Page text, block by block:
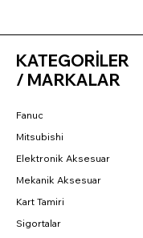
KATEGORİLER
/ MARKALAR
Fanuc
Mitsubishi
Elektronik Aksesuar
Mekanik Aksesuar
Kart Tamiri
Sigortalar